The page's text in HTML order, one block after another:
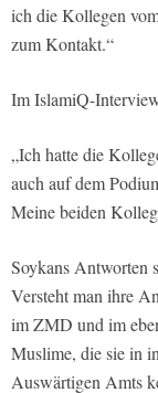
ich die Kollegen
zum Kontakt.“
ImIslamiQ-
„Ich hatte die
auch auf dem
Meine beiden
Soykans Antworten
Versteht man ihre
im ZMD und im
Muslime, die sie in
Auswärtigen Amts